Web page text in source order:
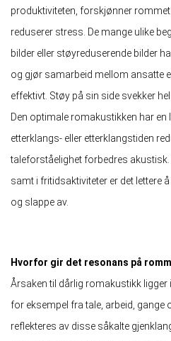
produktiviteten, forskjønner
reduserer stress. De mange ulike
bilder eller støyreduserende bilder
og gjør samarbeid mellom ansatte
effektivt. Støy på sin side svekker
Den optimale romakustikken har en
etterklangs- eller etterklangstiden
taleforståelighet forbedres
samt i fritidsaktiviteter er det lettere
og slappe av.
Hvorfor gir det resonans på
Årsaken til dårlig romakustikk ligger
for eksempel fra tale, arbeid, gange
reflekteres av disse såkalte